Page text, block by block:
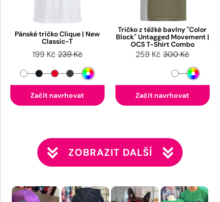
Pánské tričko Clique | New
Classic-T
199 Kč 239 Kč
Začít navrhovat
Tričko z těžké bavlny "Color
Block" Untagged Movement |
OCS T-Shirt Combo
259 Kč 300 Kč
Začít navrhovat
ZOBRAZIT DALŠÍ